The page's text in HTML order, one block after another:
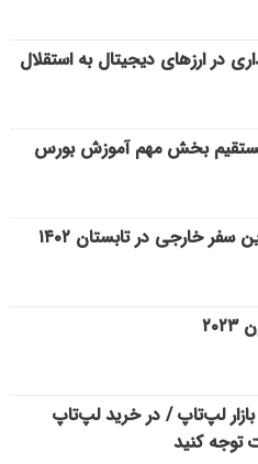
در ارزهای دیجیتال به استقلال
بخش مهم آموزش بورس
سفر خارجی در تابستان ۱۴۰۲
لپ‌تاپ / در خرید لپ‌تاپ
توجه کنید